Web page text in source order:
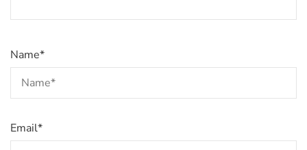
Name*
Email*